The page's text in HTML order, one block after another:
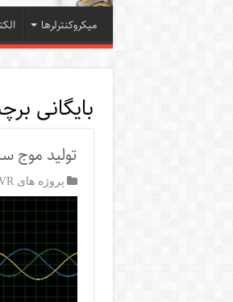
میکروکنترلرها
بایگانی
تولید موج
پروژه های AVR